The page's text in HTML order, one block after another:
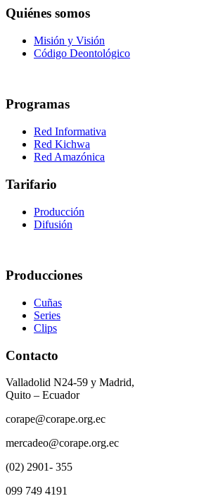
Quiénes somos
Misión y Visión
Código Deontológico
Programas
Red Informativa
Red Kichwa
Red Amazónica
Tarifario
Producción
Difusión
Producciones
Cuñas
Series
Clips
Contacto
Valladolid N24-59 y Madrid,
Quito – Ecuador
corape@corape.org.ec
mercadeo@corape.org.ec
(02) 2901- 355
099 749 4191